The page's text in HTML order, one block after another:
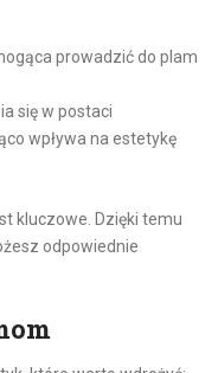
prowadzić do plam
się w postaci
wpływa na estetykę
kluczowe. Dzięki temu
odpowiednie